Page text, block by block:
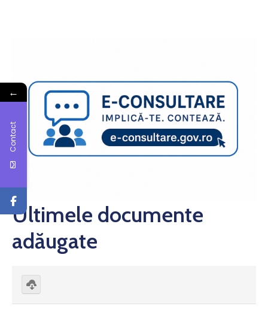
Ultimele documente
adăugate
←
Contact